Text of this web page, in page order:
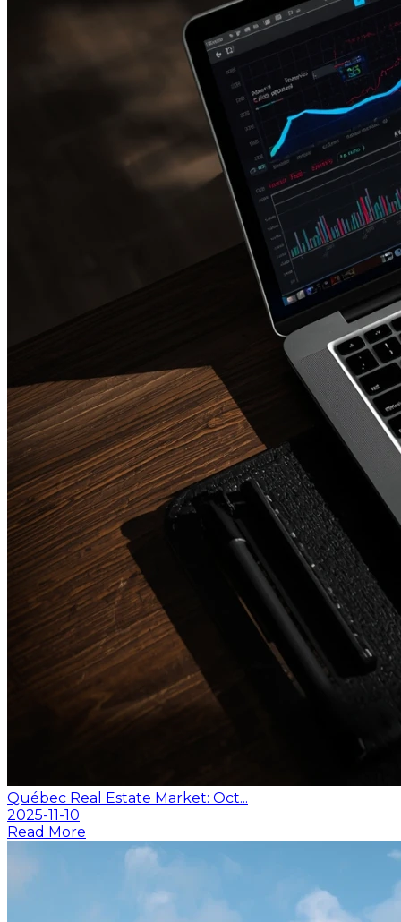
Québec Real Estate Market: Oct...
2025-11-10
Read More